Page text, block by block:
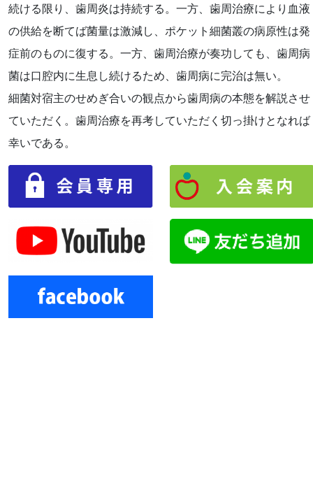
続ける限り、歯周炎は持続する。一方、歯周治療により血液
の供給を断てば菌量は激減し、ポケット細菌叢の病原性は発
症前のものに復する。一方、歯周治療が奏功しても、歯周病
菌は口腔内に生息し続けるため、歯周病に完治は無い。
細菌対宿主のせめぎ合いの観点から歯周病の本態を解説させ
ていただく。歯周治療を再考していただく切っ掛けとなれば
幸いである。